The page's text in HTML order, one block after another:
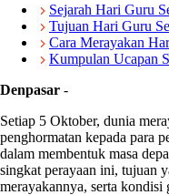
Sejarah Hari Guru
Tujuan Hari Guru
Cara Merayakan
Kumpulan Ucapan
Denpasar -
Setiap 5 Oktober, dunia
penghormatan kepada para
dalam membentuk masa
singkat perayaan ini, tujuan
merayakannya, serta